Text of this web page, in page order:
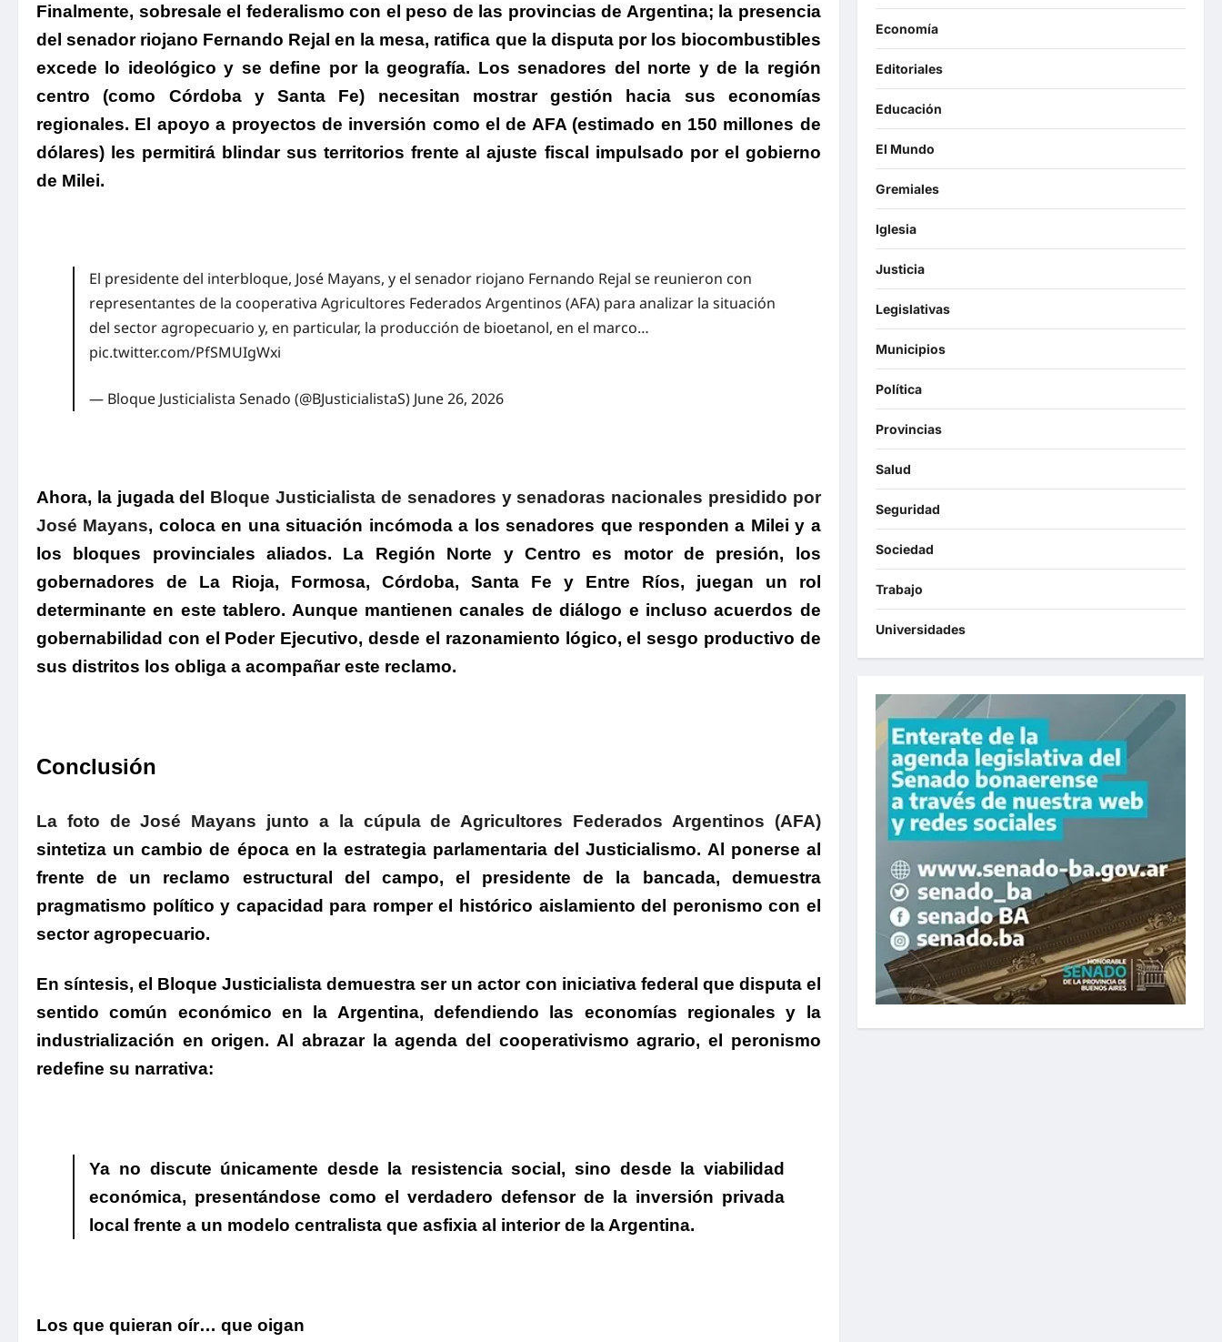
Finalmente, sobresale el federalismo con el peso de las provincias de Argentina; la presencia
del senador riojano Fernando Rejal en la mesa, ratifica que la disputa por los biocombustibles
excede lo ideológico y se define por la geografía. Los senadores del norte y de la región
centro (como Córdoba y Santa Fe) necesitan mostrar gestión hacia sus economías
regionales. El apoyo a proyectos de inversión como el de AFA (estimado en 150 millones de
dólares) les permitirá blindar sus territorios frente al ajuste fiscal impulsado por el gobierno
de Milei.
El presidente del interbloque, José Mayans, y el senador riojano Fernando Rejal se reunieron con
representantes de la cooperativa Agricultores Federados Argentinos (AFA) para analizar la situación
del sector agropecuario y, en particular, la producción de bioetanol, en el marco…
pic.twitter.com/PfSMUIgWxi
— Bloque Justicialista Senado (@BJusticialistaS) June 26, 2026
Ahora, la jugada del Bloque Justicialista de senadores y senadoras nacionales presidido por
José Mayans, coloca en una situación incómoda a los senadores que responden a Milei y a
los bloques provinciales aliados. La Región Norte y Centro es motor de presión, los
gobernadores de La Rioja, Formosa, Córdoba, Santa Fe y Entre Ríos, juegan un rol
determinante en este tablero. Aunque mantienen canales de diálogo e incluso acuerdos de
gobernabilidad con el Poder Ejecutivo, desde el razonamiento lógico, el sesgo productivo de
sus distritos los obliga a acompañar este reclamo.
Conclusión
La foto de José Mayans junto a la cúpula de Agricultores Federados Argentinos (AFA)
sintetiza un cambio de época en la estrategia parlamentaria del Justicialismo. Al ponerse al
frente de un reclamo estructural del campo, el presidente de la bancada, demuestra
pragmatismo político y capacidad para romper el histórico aislamiento del peronismo con el
sector agropecuario.
En síntesis,el Bloque Justicialista demuestra ser un actor con iniciativa federal que disputa el
sentido común económico en la Argentina, defendiendo las economías regionales y la
industrialización en origen. Al abrazar la agenda del cooperativismo agrario, el peronismo
redefine su narrativa:
Ya no discute únicamente desde la resistencia social, sino desde la viabilidad
económica, presentándose como el verdadero defensor de la inversión privada
local frente a un modelo centralista que asfixia al interior de la Argentina.
Los que quieran oír… que oigan
Economía
Editoriales
Educación
El Mundo
Gremiales
Iglesia
Justicia
Legislativas
Municipios
Política
Provincias
Salud
Seguridad
Sociedad
Trabajo
Universidades